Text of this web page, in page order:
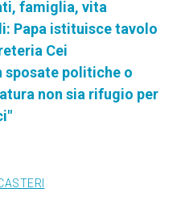
famiglia, vita
Papa istituisce tavolo
Cei
sposate politiche o
non sia rifugio per